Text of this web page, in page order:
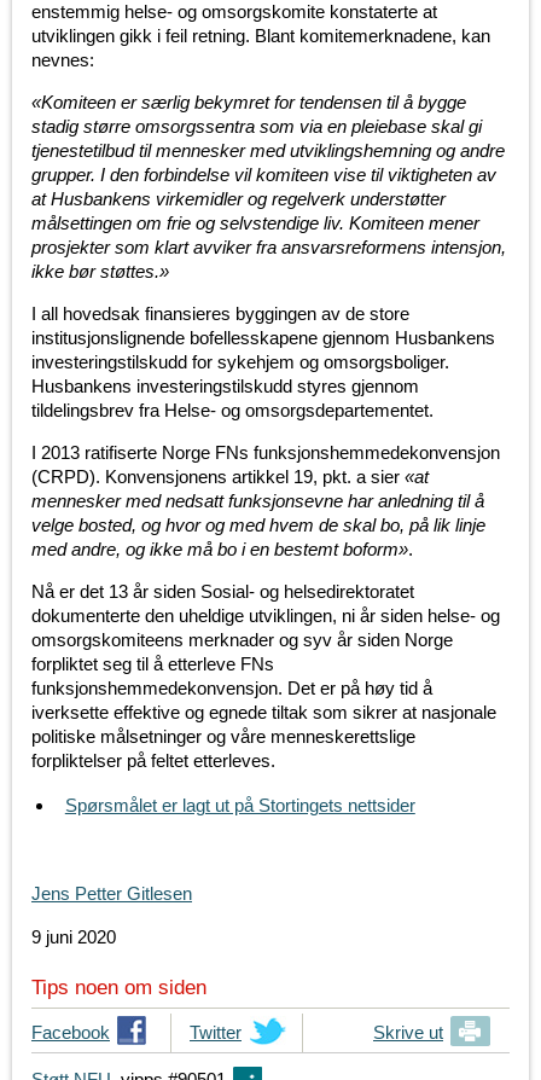
enstemmig helse- og omsorgskomite konstaterte at
utviklingen gikk i feil retning. Blant komitemerknadene, kan
nevnes:
«Komiteen er særlig bekymret for tendensen til å bygge
stadig større omsorgssentra som via en pleiebase skal gi
tjenestetilbud til mennesker med utviklingshemning og andre
grupper. I den forbindelse vil komiteen vise til viktigheten av
at Husbankens virkemidler og regelverk understøtter
målsettingen om frie og selvstendige liv. Komiteen mener
prosjekter som klart avviker fra ansvarsreformens intensjon,
ikke bør støttes.»
I all hovedsak finansieres byggingen av de store
institusjonslignende bofellesskapene gjennom Husbankens
investeringstilskudd for sykehjem og omsorgsboliger.
Husbankens investeringstilskudd styres gjennom
tildelingsbrev fra Helse- og omsorgsdepartementet.
I 2013 ratifiserte Norge FNs funksjonshemmedekonvensjon
(CRPD). Konvensjonens artikkel 19, pkt. a sier «at
mennesker med nedsatt funksjonsevne har anledning til å
velge bosted, og hvor og med hvem de skal bo, på lik linje
med andre, og ikke må bo i en bestemt boform».
Nå er det 13 år siden Sosial- og helsedirektoratet
dokumenterte den uheldige utviklingen, ni år siden helse- og
omsorgskomiteens merknader og syv år siden Norge
forpliktet seg til å etterleve FNs
funksjonshemmedekonvensjon. Det er på høy tid å
iverksette effektive og egnede tiltak som sikrer at nasjonale
politiske målsetninger og våre menneskerettslige
forpliktelser på feltet etterleves.
Spørsmålet er lagt ut på Stortingets nettsider
Jens Petter Gitlesen
9 juni 2020
Tips noen om siden
T
i
Facebook
T
i
Twitter Skrive ut